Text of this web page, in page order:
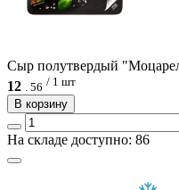
Сыр полутвердый
12
56 / 1 шт
В корзину
На складе доступно: 86